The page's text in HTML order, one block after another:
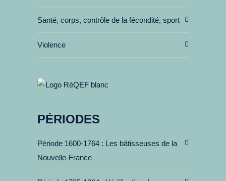
Santé, corps, contrôle de la fécondité, sport
Violence
PÉRIODES
Période 1600-1764
Les bâtisseuses de la
Nouvelle-France